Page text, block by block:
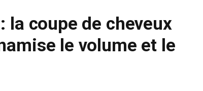
la coupe de cheveux
le volume et le